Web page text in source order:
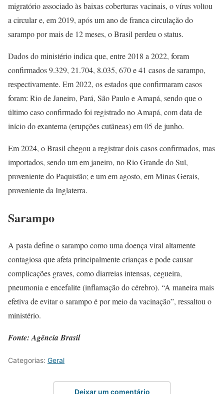
migratório associado às baixas coberturas vacinais, o vírus voltou
a circular e, em 2019, após um ano de franca circulação do
sarampo por mais de 12 meses, o Brasil perdeu o status.
Dados do ministério indica que, entre 2018 a 2022, foram
confirmados 9.329, 21.704, 8.035, 670 e 41 casos de sarampo,
respectivamente. Em 2022, os estados que confirmaram casos
foram: Rio de Janeiro, Pará, São Paulo e Amapá, sendo que o
último caso confirmado foi registrado no Amapá, com data de
início do exantema (erupções cutâneas) em 05 de junho.
Em 2024, o Brasil chegou a registrar dois casos confirmados, mas
importados, sendo um em janeiro, no Rio Grande do Sul,
proveniente do Paquistão; e um em agosto, em Minas Gerais,
proveniente da Inglaterra.
Sarampo
A pasta define o sarampo como uma doença viral altamente
contagiosa que afeta principalmente crianças e pode causar
complicações graves, como diarreias intensas, cegueira,
pneumonia e encefalite (inflamação do cérebro). “A maneira mais
efetiva de evitar o sarampo é por meio da vacinação”, ressaltou o
ministério.
Fonte: Agência Brasil
Categorias: Geral
Deixar um comentário